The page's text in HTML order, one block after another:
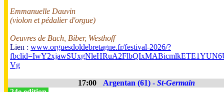
Emmanuelle Dauvin
(violon et pédalier d'orgue)
Oeuvres de Bach, Biber, Westhoff
Lien : www.orguesdoldebretagne.fr/festival-2026/?
Vg
17:00 Argentan (61) - St-Germain